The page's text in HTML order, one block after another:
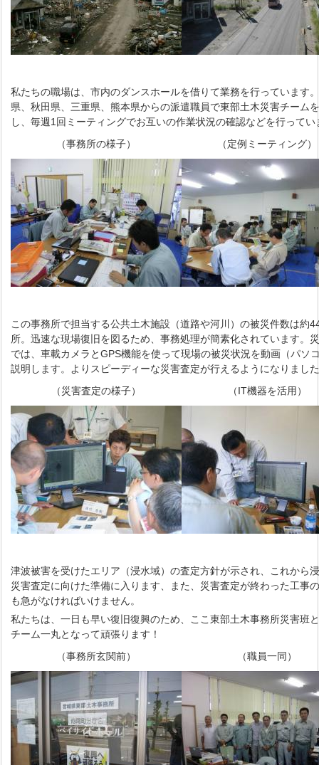
私たちの職場は、市内のダンスホールを借りて業務を行っています
県、秋田県、三重県、熊本県からの派遣職員で東部土木災害チーム
し、毎週1回ミーティングでお互いの作業状況の確認などを行ってい
（事務所の様子）
（定例ミーティング）
この事務所で担当する公共土木施設（道路や河川）の被災件数は約
所。迅速な現場復旧を図るため、事務処理が簡素化されています。
では、車載カメラとGPS機能を使って現場の被災状況を動画（パソ
説明します。よりスピーディーな災害査定が行えるようになりまし
（災害査定の様子）
（IT機器を活用）
津波被害を受けたエリア（浸水域）の査定方針が示され、これから
災害査定に向けた準備に入ります、また、災害査定が終わった工事
も急がなければいけません。
私たちは、一日も早い復旧復興のため、ここ東部土木事務所災害班
チーム一丸となって頑張ります！
（事務所玄関前）
（職員一同）